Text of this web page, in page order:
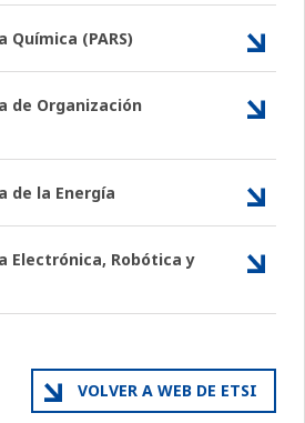
(PARS)
de Organización
de la Energía
Electrónica, Robótica y
VOLVER A WEB DE ETSI